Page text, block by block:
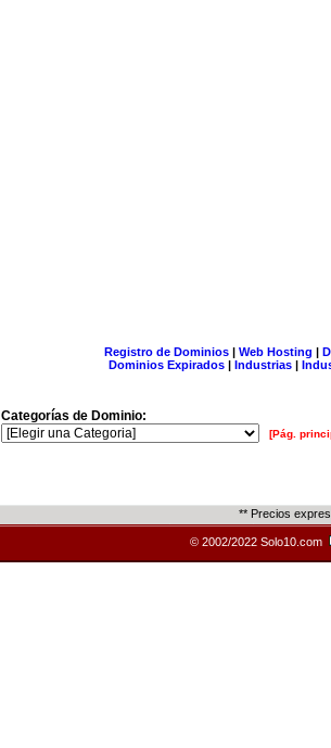
Registro de Dominios| Web Hosting |
Dominios Expirados | Industrias |
Categorías de Dominio:
[Pág.
** Precios
© 2002/2022 Solo10.com